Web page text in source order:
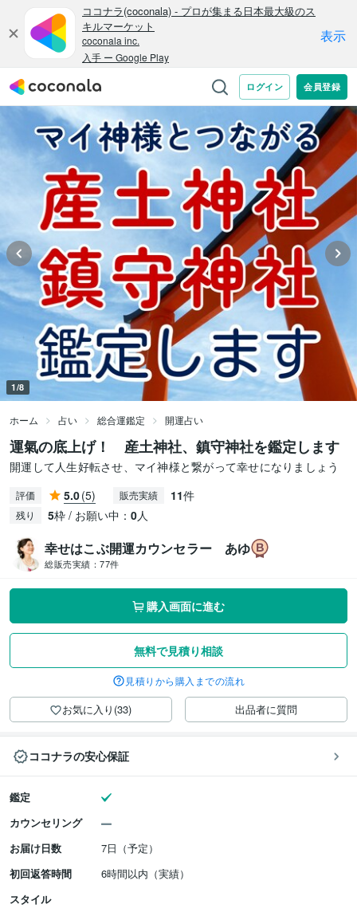
1/8
ホーム 占い 総合運鑑定 開運占い
運氣の底上げ！ 産土神社、鎮守神社を鑑定します
開運して人生好転させ、マイ神様と繋がって幸せになりましょう
評価 5.0(5) 販売実績 11件
残り 5枠 / お願い中： 0人
幸せはこぶ開運カウンセラー あゆ
総販売実績： 77件
購入画面に進む
無料で見積り相談
見積りから購入までの流れ
お気に入り(33) 出品者に質問
ココナラの安心保証
鑑定
カウンセリング
お届け日数
7日（予定）
初回返答時間
6時間以内（実績）
スタイル